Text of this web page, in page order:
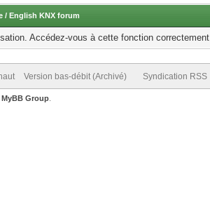
/ English KNX forum
Accédez-vous à cette fonction
Version bas-débit (Archivé) Syndication RSS
MyBB Group